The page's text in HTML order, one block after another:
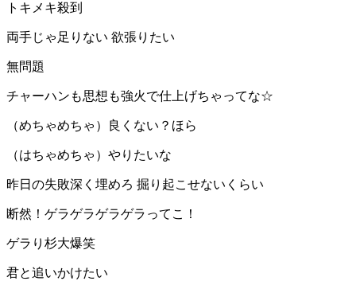
トキメキ殺到
両手じゃ足りない 欲張りたい
無問題
チャーハンも思想も強火で仕上げちゃってな☆
（めちゃめちゃ）良くない？ほら
（はちゃめちゃ）やりたいな
昨日の失敗深く埋めろ 掘り起こせないくらい
断然！ゲラゲラゲラゲラってこ！
ゲラり杉大爆笑
君と追いかけたい